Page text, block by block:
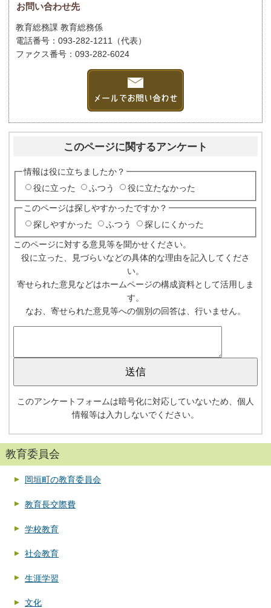
お問い合わせ先
教育総務課 教育総務係
電話番号：093-282-1211（代表）
ファクス番号：093-282-6024
このページに関するアンケート
情報は役に立ちましたか？
役に立った
ふつう 役に立たなかった
このページは探しやすかったですか？
探しやすかった
ふつう 探しにくかった
このページに対する意見等を聞かせください。
役に立った、見づらいなどの具体的な理由を記入してくださ
い。
寄せられた意見などはホームページの構成資料として活用しま
す。
なお、寄せられた意見等への個別の回答は、行いません。
このアンケートフォームは暗号化に対応していないため、個人
情報等は入力しないでください。
教育委員会
岡垣町の教育委員会
教育長交際費
学校教育
社会教育
生涯学習
文化